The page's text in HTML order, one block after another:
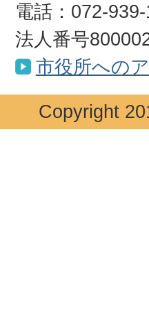
電話：072-
法人番号
市役所への
Copyright